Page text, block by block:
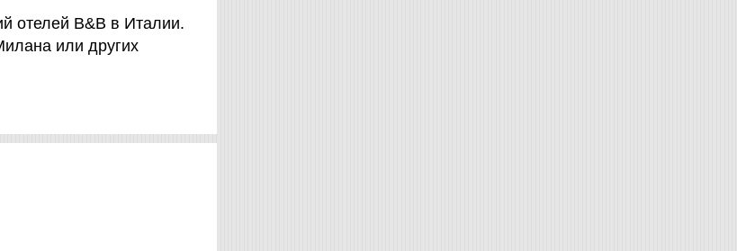
отелей B&B в Италии.
или других